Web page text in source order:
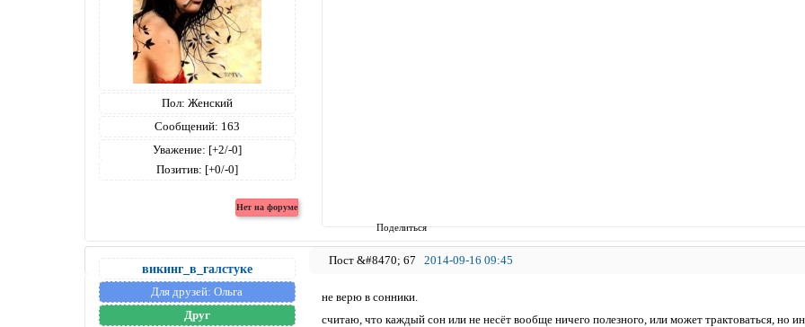
Поделиться
Пол: Женский
Сообщений: 163
Уважение: [+2/-0]
Позитив: [+0/-0]
67 2014-09-16 09:45
викинг_в_галстуке
Для друзей: Ольга
Друг
не верю в сонники.
считаю, что каждый сон или не несёт вообще ничего полезного, или может трактоваться, но